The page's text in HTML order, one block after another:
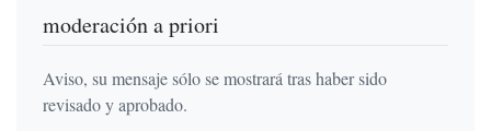
moderación a priori
Aviso, su mensaje sólo se mostrará tras haber sido
revisado y aprobado.